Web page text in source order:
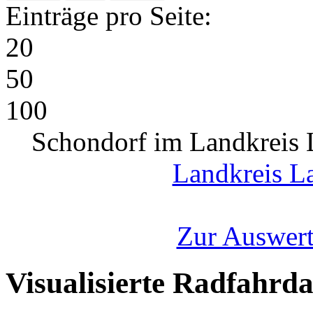
Einträge pro Seite:
20
50
100
Schondorf im Landkreis
Landkreis
Zur
Visualisierte